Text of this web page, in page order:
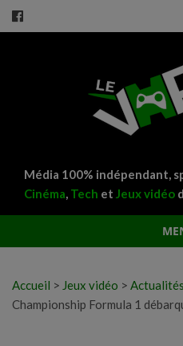
Média 100% indépendant,
Cinéma, Tech et Jeux vidéo
Accueil > Jeux vidéo >
Championship Formula 1